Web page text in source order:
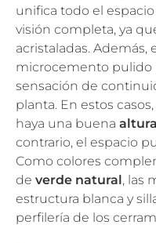
unifica todo el
visión completa, ya
acristaladas. Además,
microcemento pulido
sensación de
planta. En estos
haya una buena
contrario, el espacio
Como colores
de verde natural, las
estructura blanca y
perfilería de los